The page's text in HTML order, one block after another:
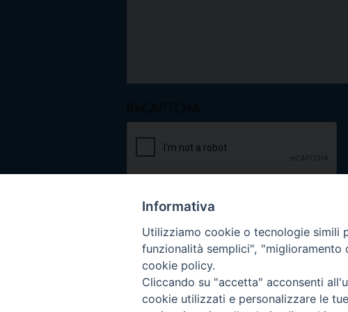
Informativa
Utilizziamo cookie o tecnologie simili
funzionalità semplici",
cookie policy.
Cliccando su "accetta" acconsenti
cookie utilizzati e personalizzare le